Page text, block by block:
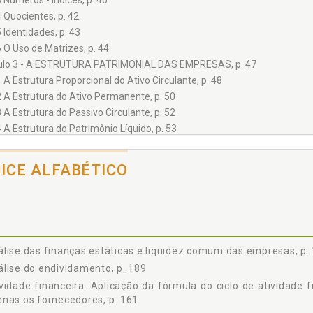
Quocientes, p. 42
Identidades, p. 43
O Uso de Matrizes, p. 44
3 - A ESTRUTURA PATRIMONIAL DAS EMPRESAS, p. 47
A Estrutura Proporcional do Ativo Circulante, p. 48
A Estrutura do Ativo Permanente, p. 50
A Estrutura do Passivo Circulante, p. 52
A Estrutura do Patrimônio Líquido, p. 53
Comparação das Estruturas, p. 56
Resumo dos Coeficientes, p. 57
Os Coeficientes de Abatimentos e Deduções, p. 66
As Despesas Operacionais, p. 67
A Proporção e Estrutura do C.M.V, p. 69
Conclusões sobre os Coeficientes Redituais, p. 71
ALFABÉTICO
das finanças estáticas e liquidez comum das empresas, p.
do endividamento, p. 189
financeira. Aplicação da fórmula do ciclo de atividade
os fornecedores, p. 161